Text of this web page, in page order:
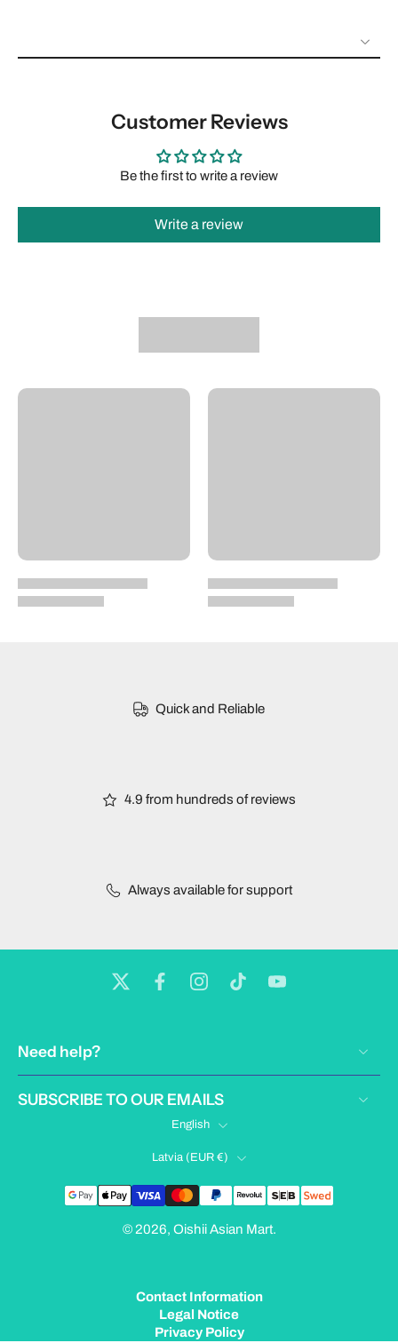
Customer Reviews
Be the first to write a review
Write a review
Quick and Reliable
4.9 from hundreds of reviews
Always available for support
Need help?
SUBSCRIBE TO OUR EMAILS
English
Latvia ‎(EUR €)‎
© 2026, Oishii Asian Mart.
Contact Information
Legal Notice
Privacy Policy